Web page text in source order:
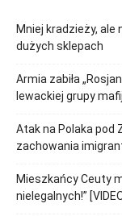
Mniej kradzieży,
dużych sklepach
Armia zabiła
lewackiej grupy
Atak na Polaka pod
zachowania
Mieszkańcy Ceuty
nielegalnych!”